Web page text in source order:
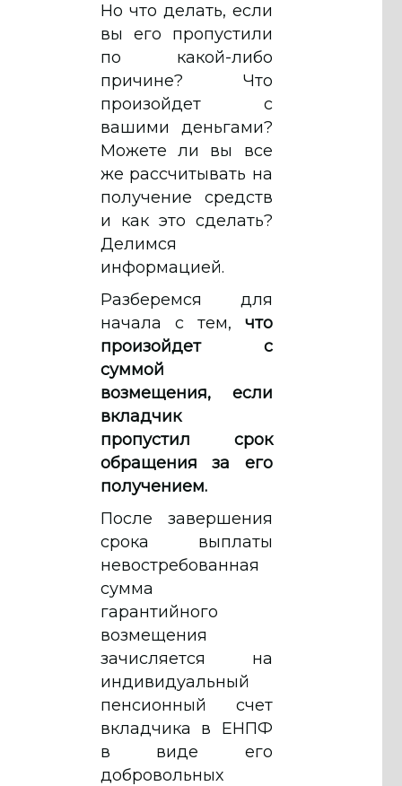
Но что делать, если
вы его пропустили
по какой-либо
причине? Что
произойдет с
вашими деньгами?
Можете ли вы все
же рассчитывать на
получение средств
и как это сделать?
Делимся
информацией.
Разберемся для
начала с тем, что
произойдет с
суммой
возмещения, если
вкладчик
пропустил срок
обращения за его
получением.
После завершения
срока выплаты
невостребованная
сумма
гарантийного
возмещения
зачисляется на
индивидуальный
пенсионный счет
вкладчика в ЕНПФ
в виде его
добровольных